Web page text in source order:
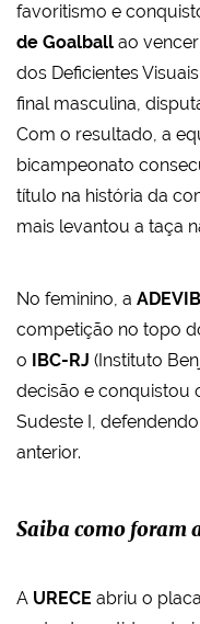
favoritismo e
de Goalball ao
dos Deficientes
final masculina,
Com o resultado, a
bicampeonato
título na história da
mais levantou a taça
No feminino, a
competição no topo
o
IBC-RJ (Instituto
decisão e conquistou
Sudeste I,
anterior.
Saiba como foram
A URECE abriu o